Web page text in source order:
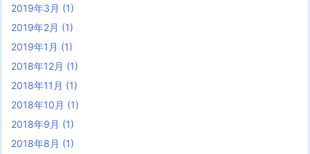
2019年3月 (1)
2019年2月 (1)
2019年1月 (1)
2018年12月 (1)
2018年11月 (1)
2018年10月 (1)
2018年9月 (1)
2018年8月 (1)